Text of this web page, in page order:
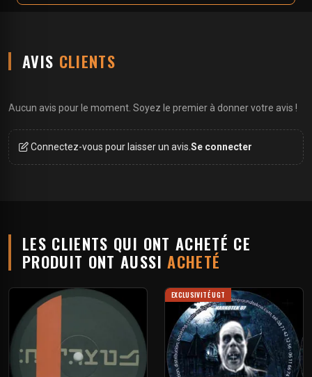
AVIS CLIENTS
Aucun avis pour le moment. Soyez le premier à donner votre avis !
Connectez-vous pour laisser un avis. Se connecter
LES CLIENTS QUI ONT ACHETÉ CE
PRODUIT ONT AUSSIACHETÉ
EXCLUSIVITÉ UGT